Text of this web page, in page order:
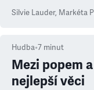
Silvie Lauder, Markéta
Hudba•7 minut
Mezi popem
nejlepší věci